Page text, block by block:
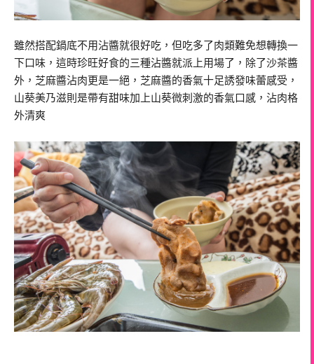
雖然搭配鍋底不用沾醬就很好吃，但吃多了肉類難免想轉換一
下口味，這時珍旺好食的三種沾醬就派上用場了，除了沙茶醬
外，芝麻醬沾肉更是一絕，芝麻醬的香氣十足誘發味蕾感受，
山葵美乃滋則是帶有甜味加上山葵微刺激的香氣口感，沾肉格
外清爽